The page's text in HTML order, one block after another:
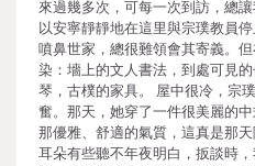
來過幾多次，可每一次到訪，總
以安寧靜靜地在這里與宗璞教員
噴鼻世家，總很難領會其寄義。
染：墻上的文人書法，到處可見
琴，古樸的家具。 屋中很冷，宗
奮。那天，她穿了一件很美麗的
那優雅、舒適的氣質，這真是那
耳朵有些聽不年夜明白，扳談時